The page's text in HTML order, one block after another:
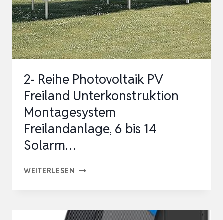
–
SCHWARZ
ELOXIERT
–
2- Reihe Photovoltaik PV
Freiland Unterkonstruktion
Montagesystem
Freilandanlage, 6 bis 14
Solarm…
WEITERLESEN 2-
PV